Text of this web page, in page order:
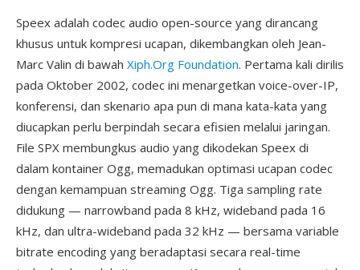
Speex adalah codec audio open-source yang dirancang
khusus untuk kompresi ucapan, dikembangkan oleh Jean-
Marc Valin di bawah Xiph.Org Foundation. Pertama kali dirilis
pada Oktober 2002, codec ini menargetkan voice-over-IP,
konferensi, dan skenario apa pun di mana kata-kata yang
diucapkan perlu berpindah secara efisien melalui jaringan.
File SPX membungkus audio yang dikodekan Speex di
dalam kontainer Ogg, memadukan optimasi ucapan codec
dengan kemampuan streaming Ogg. Tiga sampling rate
didukung — narrowband pada 8 kHz, wideband pada 16
kHz, dan ultra-wideband pada 32 kHz — bersama variable
bitrate encoding yang beradaptasi secara real-time